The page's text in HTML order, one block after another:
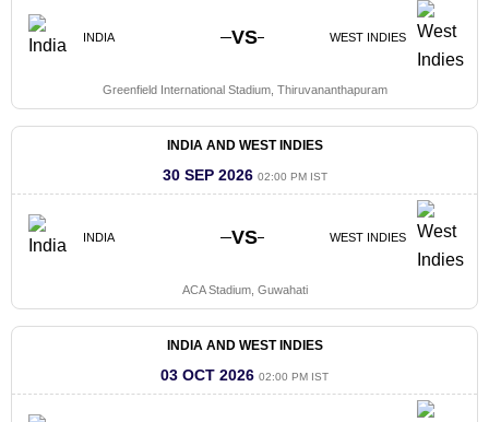
INDIA VS WEST INDIES
Greenfield International Stadium, Thiruvananthapuram
INDIA AND WEST INDIES
30 SEP 2026 02:00 PM IST
INDIA VS WEST INDIES
ACA Stadium, Guwahati
INDIA AND WEST INDIES
03 OCT 2026 02:00 PM IST